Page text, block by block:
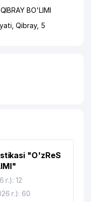
BO'LIMI
,Qibray, 5
"O'zReS
г.): 12
г.): 60